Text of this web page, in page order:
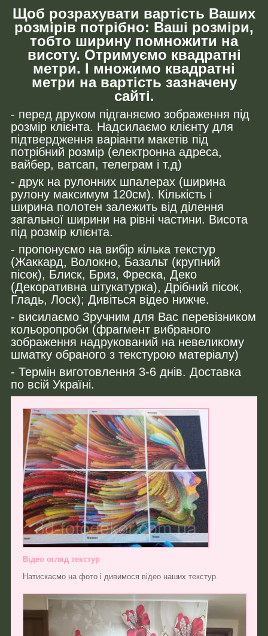
Щоб розрахувати вартість Ваших
розмірів потрібно: Ваші розміри,
тобто ширину помножити на
висоту. Отримуємо квадратні
метри. І множимо квадратні
метри на вартість зазначену
сайті.
- перед друком підганяємо зображення під
розмір клієнта. Надсилаємо клієнту для
підтвердження варіанти макетів під
потрібний розмір (електронна адреса,
вайбер, ватсап, телеграм і т.д)
- друк на рулонних шпалерах (ширина
рулону максимум 120см). Кількість і
ширина полотен залежить від ділення
загальної ширини на рівні частини. Висота
під розмір клієнта.
- пропонуємо на вибір кілька текстур
(Жаккард, Волокно, Базальт (крупний
пісок), Блиск, Бриз, Фреска, Деко
(Декоративна штукатурка), Дрібний пісок,
Гладь, Лоск); Дивіться відео нижче.
- висилаємо Зручним для Вас перевізником
кольоропроби (фрагмент вибраного
зображення надрукований на невеликому
шматку обраного з текстурою матеріалу)
- Термін виготовлення 3-6 днів. Доставка
по всій Україні.
Відео огляд текстур
Натискаємо на фото і дивимося відео наших текстур.